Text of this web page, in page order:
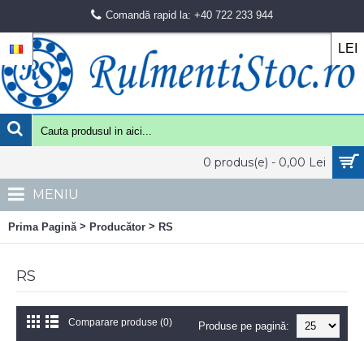
Comandă rapid la: +40 722 233 944
LEI
0 produs(e) - 0,00 Lei
MENIU
Prima Pagină > Producător > RS
RS
Comparare produse (0) Produse pe pagină: